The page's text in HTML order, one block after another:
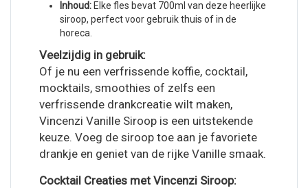
Inhoud: Elke fles bevat 700ml van deze heerlijke
siroop, perfect voor gebruik thuis of in de
horeca.
Veelzijdig in gebruik:
Of je nu een verfrissende koffie, cocktail,
mocktails, smoothies of zelfs een
verfrissende drankcreatie wilt maken,
Vincenzi Vanille Siroop is een uitstekende
keuze. Voeg de siroop toe aan je favoriete
drankje en geniet van de rijke Vanille smaak.
Cocktail Creaties met Vincenzi Siroop: